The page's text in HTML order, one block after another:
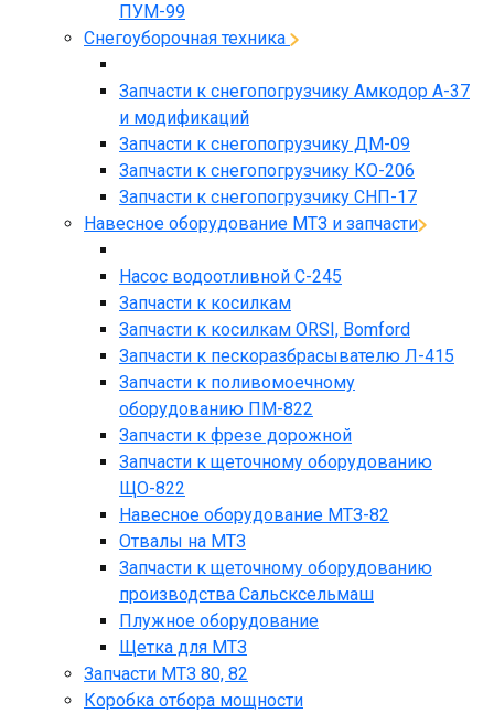
ПУМ-99
Снегоуборочная техника
Запчасти к снегопогрузчику Амкодор А-37
и модификаций
Запчасти к снегопогрузчику ДМ-09
Запчасти к снегопогрузчику КО-206
Запчасти к снегопогрузчику СНП-17
Навесное оборудование МТЗ и запчасти
Насос водоотливной С-245
Запчасти к косилкам
Запчасти к косилкам ORSI, Bomford
Запчасти к пескоразбрасывателю Л-415
Запчасти к поливомоечному
оборудованию ПМ-822
Запчасти к фрезе дорожной
Запчасти к щеточному оборудованию
ЩО-822
Навесное оборудование МТЗ-82
Отвалы на МТЗ
Запчасти к щеточному оборудованию
производства Сальсксельмаш
Плужное оборудование
Щетка для МТЗ
Запчасти МТЗ 80, 82
Коробка отбора мощности